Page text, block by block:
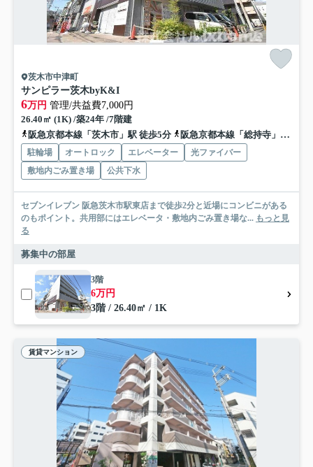
茨木市中津町
サンピラー茨木byK&I
6万円 管理/共益費7,000円
26.40㎡ (1K) /築24年 /7階建
阪急京都本線「茨木市」駅 徒歩5分
阪急京都本線「総持寺」駅 徒歩18分
駐輪場 オートロック エレベーター
光ファイバー
敷地内ごみ置き場
公共下水
セブンイレブン 阪急茨木市駅東店まで徒歩2分と近場にコンビニがある
のもポイント。共用部にはエレベータ・敷地内ごみ置き場な... もっと見
る
募集中の部屋
3階
6万円
3階 / 26.40㎡ / 1K
賃貸マンション